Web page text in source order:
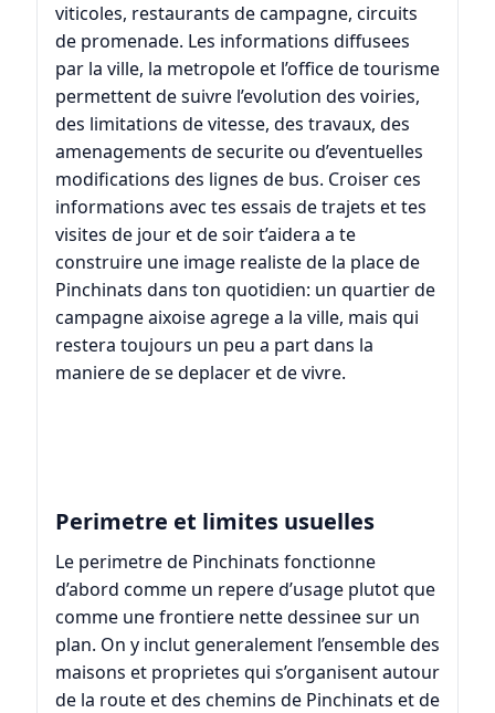
viticoles, restaurants de campagne, circuits
de promenade. Les informations diffusees
par la ville, la metropole et l’office de tourisme
permettent de suivre l’evolution des voiries,
des limitations de vitesse, des travaux, des
amenagements de securite ou d’eventuelles
modifications des lignes de bus. Croiser ces
informations avec tes essais de trajets et tes
visites de jour et de soir t’aidera a te
construire une image realiste de la place de
Pinchinats dans ton quotidien: un quartier de
campagne aixoise agrege a la ville, mais qui
restera toujours un peu a part dans la
maniere de se deplacer et de vivre.
Perimetre et limites usuelles
Le perimetre de Pinchinats fonctionne
d’abord comme un repere d’usage plutot que
comme une frontiere nette dessinee sur un
plan. On y inclut generalement l’ensemble des
maisons et proprietes qui s’organisent autour
de la route et des chemins de Pinchinats et de